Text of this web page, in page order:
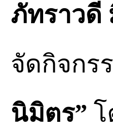
ภัทราวดี
จัดกิจกร
นิมิตร”